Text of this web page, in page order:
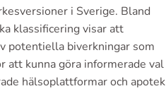
i Sverige. Bland
klassificering visar att
potentiella biverkningar som
att kunna göra informerade val
hälsoplattformar och apotek